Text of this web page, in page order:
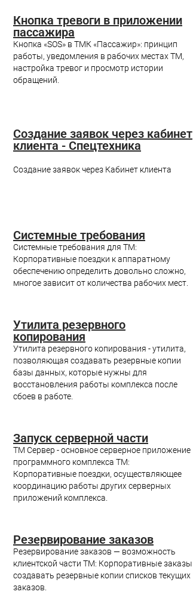
Кнопка тревоги в приложении
пассажира
Кнопка «SOS» в ТМК «Пассажир»: принцип
работы, уведомления в рабочих местах ТМ,
настройка тревог и просмотр истории
обращений.
Создание заявок через кабинет
клиента - Спецтехника
Создание заявок через Кабинет клиента
Системные требования
Системные требования для ТМ:
Корпоративные поездки к аппаратному
обеспечению определить довольно сложно,
многое зависит от количества рабочих мест.
Утилита резервного
копирования
Утилита резервного копирования - утилита,
позволяющая создавать резервные копии
базы данных, которые нужны для
восстановления работы комплекса после
сбоев в работе.
Запуск серверной части
TM Сервер - основное серверное приложение
программного комплекса ТМ:
Корпоративные поездки, осуществляющее
координацию работы других серверных
приложений комплекса.
Резервирование заказов
Резервирование заказов — возможность
клиентской части ТМ: Корпоративные заказы
создавать резервные копии списков текущих
заказов.